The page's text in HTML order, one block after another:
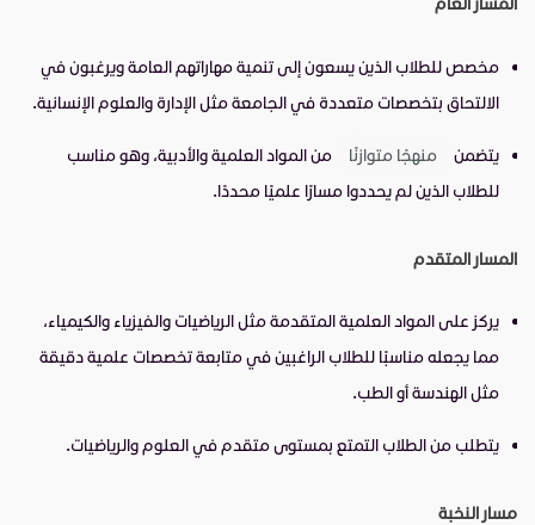
مخصص للطلاب الذين يسعون إلى تنمية مهاراتهم العامة ويرغبون في
الالتحاق بتخصصات متعددة في الجامعة مثل الإدارة والعلوم الإنسانية.
يتضمن منهجًا متوازنًا
من المواد العلمية والأدبية، وهو مناسب
للطلاب الذين لم يحددوا مسارًا علميًا محددًا.
المسار المتقدم
يركز على المواد العلمية المتقدمة مثل الرياضيات والفيزياء والكيمياء،
مما يجعله مناسبًا للطلاب الراغبين في متابعة تخصصات علمية دقيقة
مثل الهندسة أو الطب.
يتطلب من الطلاب التمتع بمستوى متقدم في العلوم والرياضيات.
مسار النخبة